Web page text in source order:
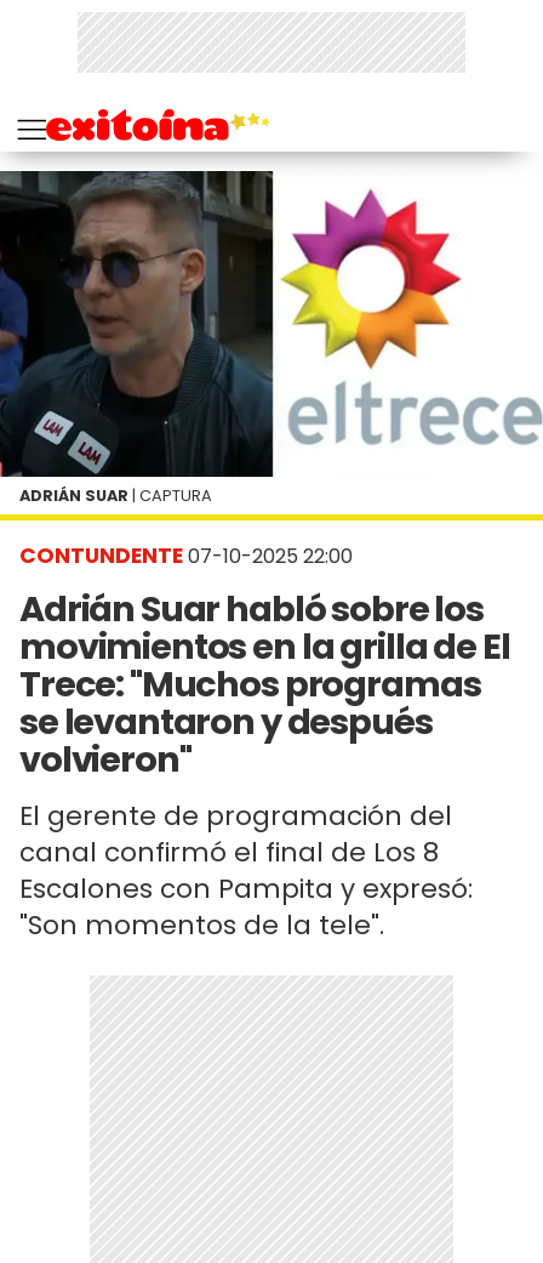
CONTUNDENTE07-10-2025 22:00
Adrián Suar habló sobre los
movimientos en la grilla de El
Trece: "Muchos programas
se levantaron y después
volvieron"
El gerente de programación del
canal confirmó el final de Los 8
Escalones con Pampita y expresó:
"Son momentos de la tele".
ADRIÁN SUAR | CAPTURA